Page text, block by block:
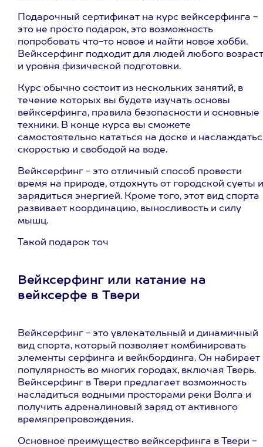
Подарочный сертификат на курс вейксерфинга -
это не просто подарок, это возможность
попробовать что-то новое и найти новое хобби.
Вейксерфинг подходит для людей любого
и уровня физической подготовки.
Курс обычно состоит из нескольких занятий, в
течение которых вы будете изучать основы
вейксерфинга, правила безопасности и основные
техники. В конце курса вы сможете
самостоятельно кататься на доске и
скоростью и свободой на воде.
Вейксерфинг - это отличный способ провести
время на природе, отдохнуть от городской суеты и
зарядиться энергией. Кроме того, этот вид спорта
развивает координацию, выносливость и силу
мышц.
Такой подарок точ
Вейксерфинг или катание на
вейксерфе в Твери
Вейксерфинг - это увлекательный и динамичный
вид спорта, который позволяет комбинировать
элементы серфинга и вейкбординга. Он набирает
популярность во многих городах, включая Тверь.
Вейксерфинг в Твери предлагает возможность
насладиться водными просторами реки Волга и
получить адреналиновый заряд от активного
времяпрепровождения.
Основное преимущество вейксерфинга в Твери -